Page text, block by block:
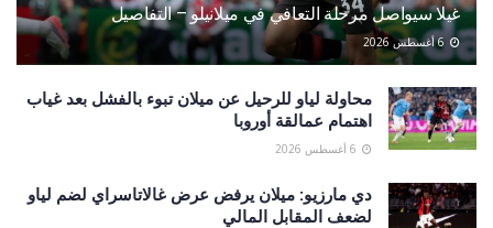
غيلا سيواصل مرحلة التعافي في ميلانيلو – التفاصيل
محاولة لياو للرحيل عن ميلان تبوء بالفشل بعد غياب
اهتمام عمالقة أوروبا
دي مارزيو: ميلان يرفض عرض غالاتاسراي لضم لياو
لضعف المقابل المالي